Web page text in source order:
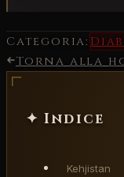
Categoria:
Torna alla
✦ Indice
Kehjistan